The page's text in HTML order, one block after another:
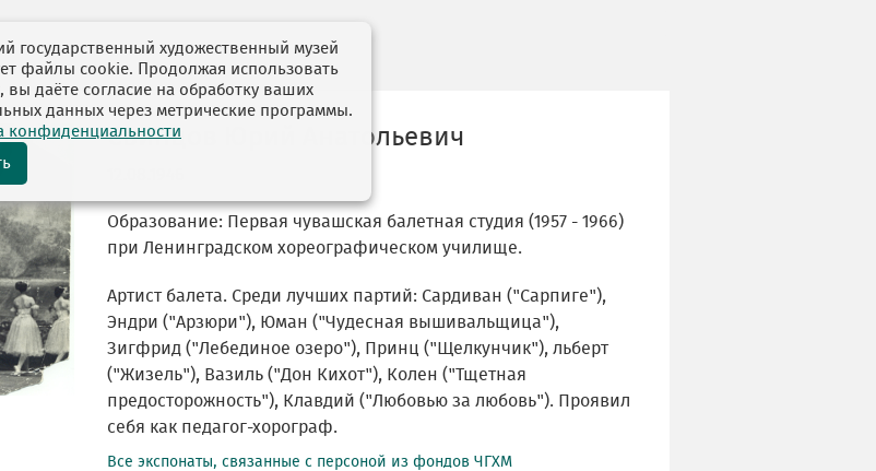
Свинцов Юрий Анатольевич
Образование: Первая чувашская балетная студия (1957 - 1966)
при Ленинградском хореографическом училище.
Артист балета. Среди лучших партий: Сардиван ("Сарпиге"),
Эндри ("Арзюри"), Юман ("Чудесная вышивальщица"),
Зигфрид ("Лебединое озеро"), Принц ("Щелкунчик"), льберт
("Жизель"), Вазиль ("Дон Кихот"), Колен ("Тщетная
предосторожность"), Клавдий ("Любовью за любовь"). Проявил
себя как педагог-хорограф.
Все экспонаты, связанные с персоной из фондов ЧГХМ
государственный художественный музей
файлы cookie. Продолжая использовать
вы даёте согласие на обработку ваших
данных через метрические программы.
конфиденциальности